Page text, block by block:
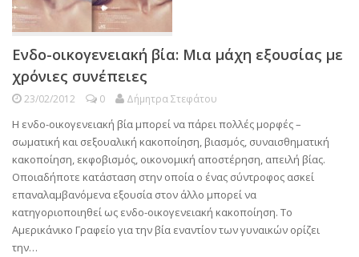
Ενδο-οικογενειακή βία: Μια μάχη εξουσίας με
χρόνιες συνέπειες
23/02/2012 0 Δήμητρα Στεφάτου
Η ενδο-οικογενειακή βία μπορεί να πάρει πολλές μορφές –
σωματική και σεξουαλική κακοποίηση, βιασμός, συναισθηματική
κακοποίηση, εκφοβισμός, οικονομική αποστέρηση, απειλή βίας.
Οποιαδήποτε κατάσταση στην οποία ο ένας σύντροφος ασκεί
επαναλαμβανόμενα εξουσία στον άλλο μπορεί να
κατηγοριοποιηθεί ως ενδο-οικογενειακή κακοποίηση. Το
Αμερικάνικο Γραφείο για την βία εναντίον των γυναικών ορίζει
την…